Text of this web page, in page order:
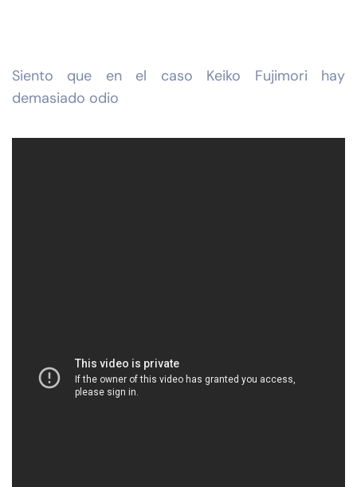
Siento que en el caso Keiko Fujimori hay
demasiado odio